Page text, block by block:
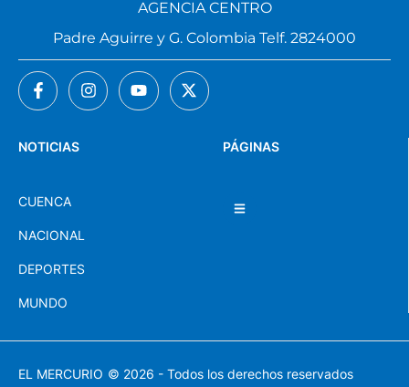
PÁGINAS
NOTICIAS
CUENCA
NACIONAL
DEPORTES
MUNDO
AGENCIA CENTRO
Padre Aguirre y G. Colombia Telf. 2824000
EL MERCURIO © 2026 - Todos los derechos reservados